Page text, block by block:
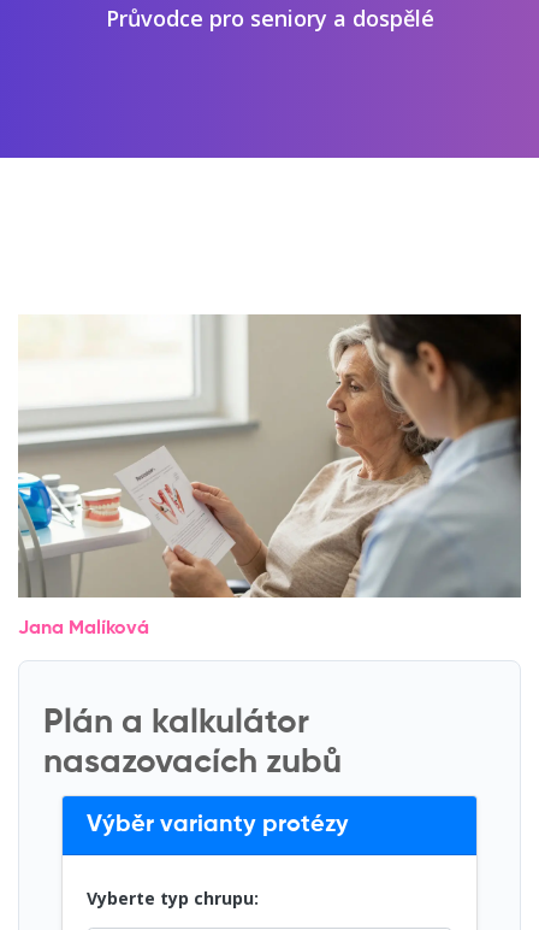
Průvodce pro seniory a dospělé
Jana Malíková
Plán a kalkulátor
nasazovacích zubů
Výběr varianty protézy
Vyberte typ chrupu: